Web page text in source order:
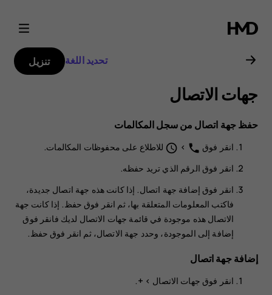
دليل
مستخدم
Nokia
G21
تحديد اللغة تنزيل
جهات الاتصال
حفظ جهة اتصال من سجل المكالمات
انقر فوق phone
>
schedule للاطلاع على محفوظات المكالمات.
انقر فوق الرقم الذي تريد حفظه.
انقر فوق إضافة جهة اتصال. إذا كانت هذه جهة اتصال جديدة،
فاكتب المعلومات المتعلقة بها، ثم انقر فوق حفظ. إذا كانت جهة
الاتصال هذه موجودة في قائمة جهات الاتصال لديك فانقر فوق
إضافة إلى الموجودة، وحدد جهة الاتصال، ثم انقر فوق حفظ.
إضافة جهة اتصال
انقر فوق جهات الاتصال >
+
.